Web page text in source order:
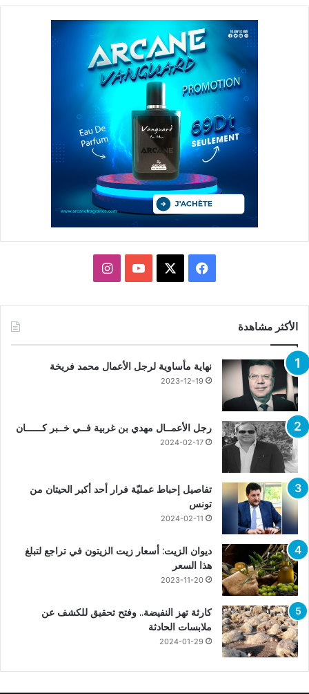
فيسبوك يوتيوبانستقرام
الأكثر مشاهدة
نهاية مأساوية لرجل الأعمال محمد فريخة
2023-12-19
رجل الأعمــال مهدي بن غربية فــي خــبر كــــــان
2024-02-17
تفاصيل إحباط عمليّة فرار أحد أكبر الحيتان من
تونس
2024-02-11
ديوان الزيت: أسعار زيت الزيتون في تراجع لتبلغ
هذا السعر
2023-11-20
كارثة تهز النفيضة.. وفتح تحقيق للكشف عن
ملابسات الحادثة
2024-01-29